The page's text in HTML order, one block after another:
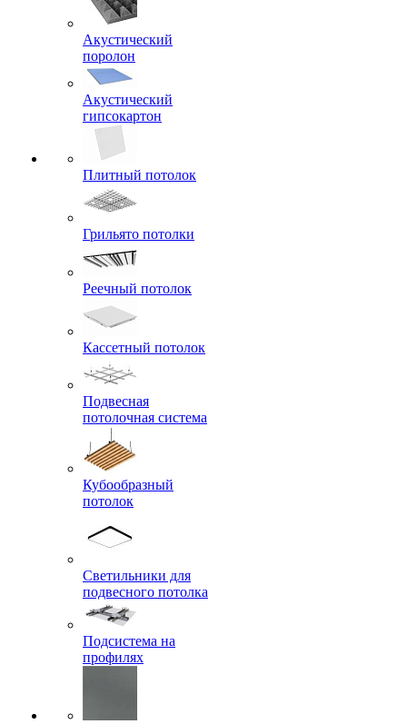
Акустический
поролон
Акустический
гипсокартон
Плитный потолок
Грильято потолки
Реечный потолок
Кассетный потолок
Подвесная
потолочная система
Кубообразный
потолок
Светильники для
подвесного потолка
Подсистема на
профилях